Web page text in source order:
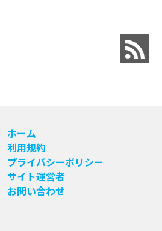
ホーム
利用規約
プライバシーポリシー
サイト運営者
お問い合わせ